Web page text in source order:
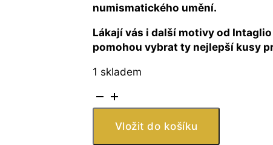
numismatického umění.
Lákají vás i další motivy od
pomohou vybrat ty nejlepší kusy
1 skladem
Stříbrná
medaile
VeritasVložit do košíku